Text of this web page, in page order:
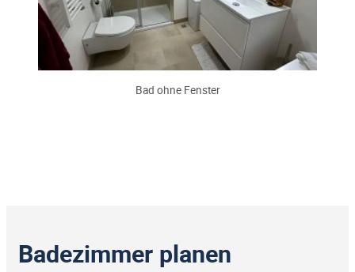
Bad ohne Fenster
Badezimmer planen